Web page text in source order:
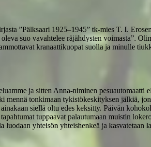
”Pälksaari 1925–1945” tk-mies T. I.
suo vavahtelee räjähdysten voimasta”.
kranaattikuopat suolla ja minulle
ja sitten Anna-niminen
tonkimaan tykistökeskityksen jälkiä,
siellä oltu edes keksitty. Päivän
tuppaavat palautumaan muistin
yhteisön yhteishenkeä ja kasvatetaan